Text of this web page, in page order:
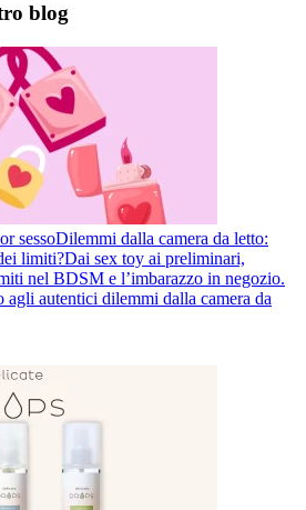
blog
sessoDilemmi dalla camera da letto:
limiti?Dai sex toy ai preliminari,
nel BDSM e l’imbarazzo in negozio.
autentici dilemmi dalla camera da